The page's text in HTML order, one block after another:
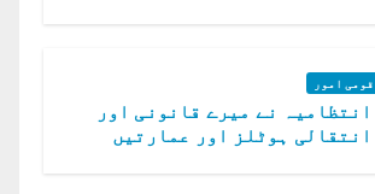
قومی امور
انتظامیہ نے میرے قانونی اور
انتقالی ہوٹلز اور عمارتیں